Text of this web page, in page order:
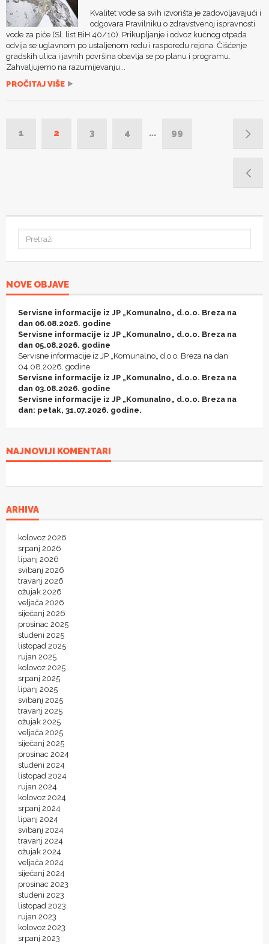
Kvalitet vode sa svih izvorišta je zadovoljavajući i
odgovara Pravilniku o zdravstvenoj ispravnosti
vode za piće (Sl. list BiH 40/10). Prikupljanje i odvoz kućnog otpada
odvija se uglavnom po ustaljenom redu i rasporedu rejona. Čišćenje
gradskih ulica i javnih površina obavlja se po planu i programu.
Zahvaljujemo na razumijevanju...
PROČITAJ VIŠE
1 2 3 4 … 99
NOVE OBJAVE
Servisne informacije iz JP „Komunalno„ d.o.o. Breza na
dan 06.08.2026. godine
Servisne informacije iz JP „Komunalno„ d.o.o. Breza na
dan 05.08.2026. godine
Servisne informacije iz JP „Komunalno„ d.o.o. Breza na dan
04.08.2026. godine
Servisne informacije iz JP „Komunalno„ d.o.o. Breza na
dan 03.08.2026. godine
Servisne informacije iz JP „Komunalno„ d.o.o. Breza na
dan: petak, 31.07.2026. godine.
NAJNOVIJI KOMENTARI
ARHIVA
kolovoz 2026
srpanj 2026
lipanj 2026
svibanj 2026
travanj 2026
ožujak 2026
veljača 2026
siječanj 2026
prosinac 2025
studeni 2025
listopad 2025
rujan 2025
kolovoz 2025
srpanj 2025
lipanj 2025
svibanj 2025
travanj 2025
ožujak 2025
veljača 2025
siječanj 2025
prosinac 2024
studeni 2024
listopad 2024
rujan 2024
kolovoz 2024
srpanj 2024
lipanj 2024
svibanj 2024
travanj 2024
ožujak 2024
veljača 2024
siječanj 2024
prosinac 2023
studeni 2023
listopad 2023
rujan 2023
kolovoz 2023
srpanj 2023